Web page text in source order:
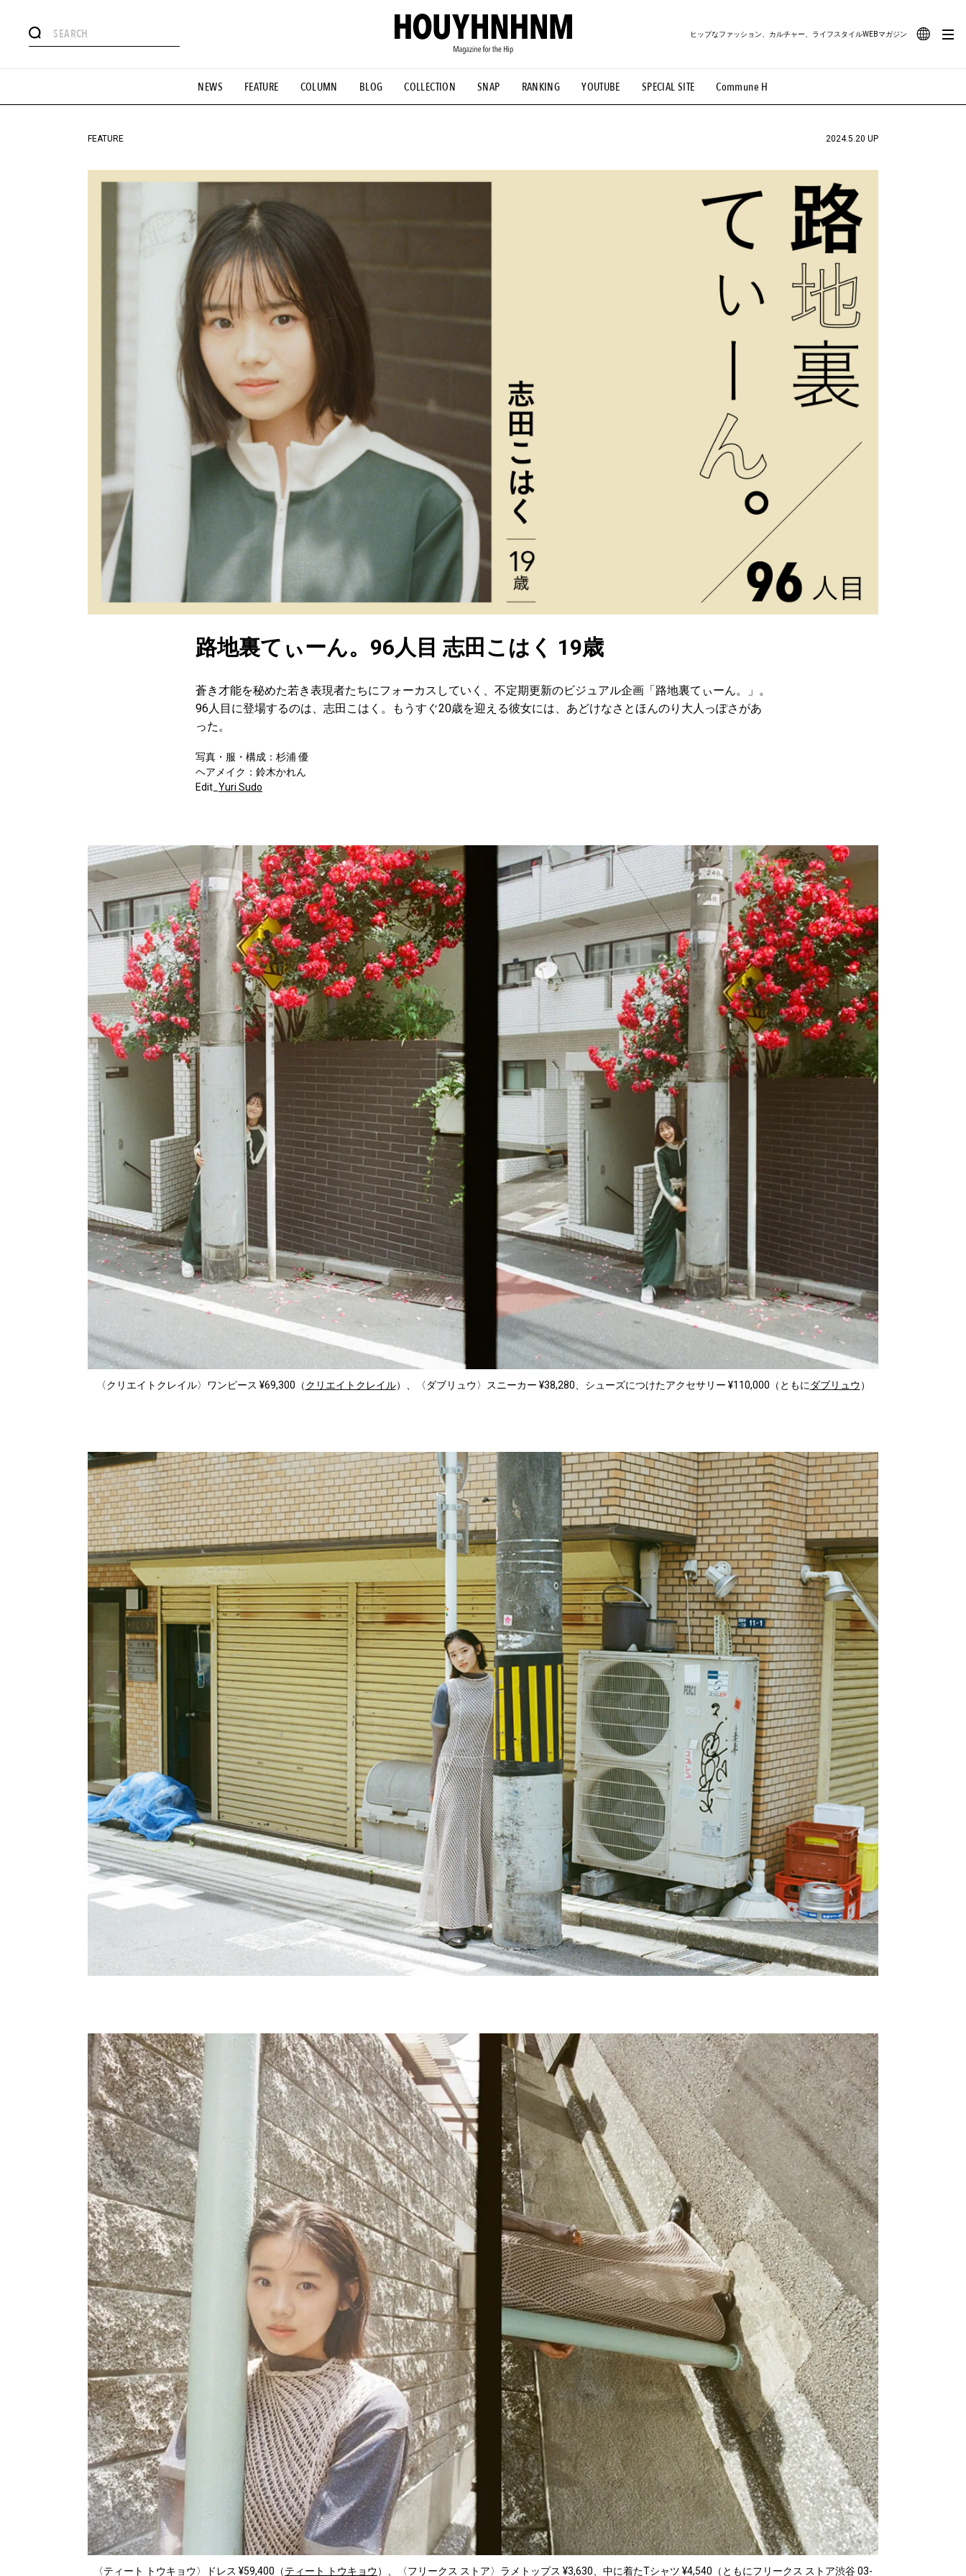
NEWS FEATURE COLUMN BLOG COLLECTION SNAP RANKING YOUTUBE SPECIAL SITE Commune H
ヒップなファッション、カルチャー、ライフスタイルWEBマガジン
#憧れの逸品 #ESSENTIAL DESIGNS #古着サミット #NEW VINTAGE #マイナーグッド図鑑 #路地裏てぃーん。 #MONTHLY JOURNAL
#GH 銘品の所以 #フイナムのYouTube #Commune H #FOCUS IT #AH.H #ととけん #FASHION #MUSIC #MOVIE #LIFESTYLE #SNEAKER #OUTDOOR
#HANDSOME HANDBOOK
FEATURE 2024.5.20 UP
路地裏てぃーん。96人目 志田こはく 19歳
蒼き才能を秘めた若き表現者たちにフォーカスしていく、不定期更新のビジュアル企画「路地裏てぃーん。」。
96人目に登場するのは、志田こはく。もうすぐ20歳を迎える彼女には、あどけなさとほんのり大人っぽさがあ
った。
写真・服・構成：杉浦 優
ヘアメイク：鈴木かれん
Edit_ Yuri Sudo
〈クリエイトクレイル〉ワンピース ¥69,300（クリエイトクレイル）、〈ダブリュウ〉スニーカー ¥38,280、シューズにつけたアクセサリー ¥110,000（ともに ダブリュウ ）
〈ティート トウキョウ〉ドレス ¥59,400（ティート トウキョウ ）、〈フリークス ストア〉ラメトップス ¥3,630、中に着たTシャツ ¥4,540（ともにフリークス ストア渋谷 03-